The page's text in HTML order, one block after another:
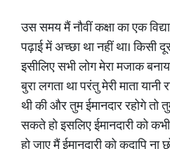
उस समय मैं नौवीं कक्षा का एक
पढ़ाई में अच्छा था नहीं था। किसी
इसीलिए सभी लोग मेरा मजाक
बुरा लगता था परंतु मेरी माता
थी की और तुम ईमानदार रहोगे तो
सकते हो इसलिए ईमानदारी को